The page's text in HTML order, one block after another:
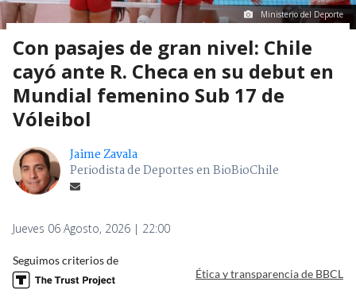
Ministerio del Deporte
Con pasajes de gran nivel: Chile
cayó ante R. Checa en su debut en
Mundial femenino Sub 17 de
Vóleibol
Jaime Zavala
Periodista de Deportes en BioBioChile
Jueves 06 Agosto, 2026 | 22:00
Seguimos criterios de
Ética y transparencia de BBCL